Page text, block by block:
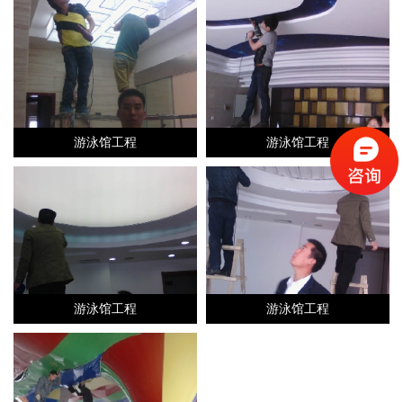
游泳馆工程 游泳馆工程
游泳馆工程 游泳馆工程